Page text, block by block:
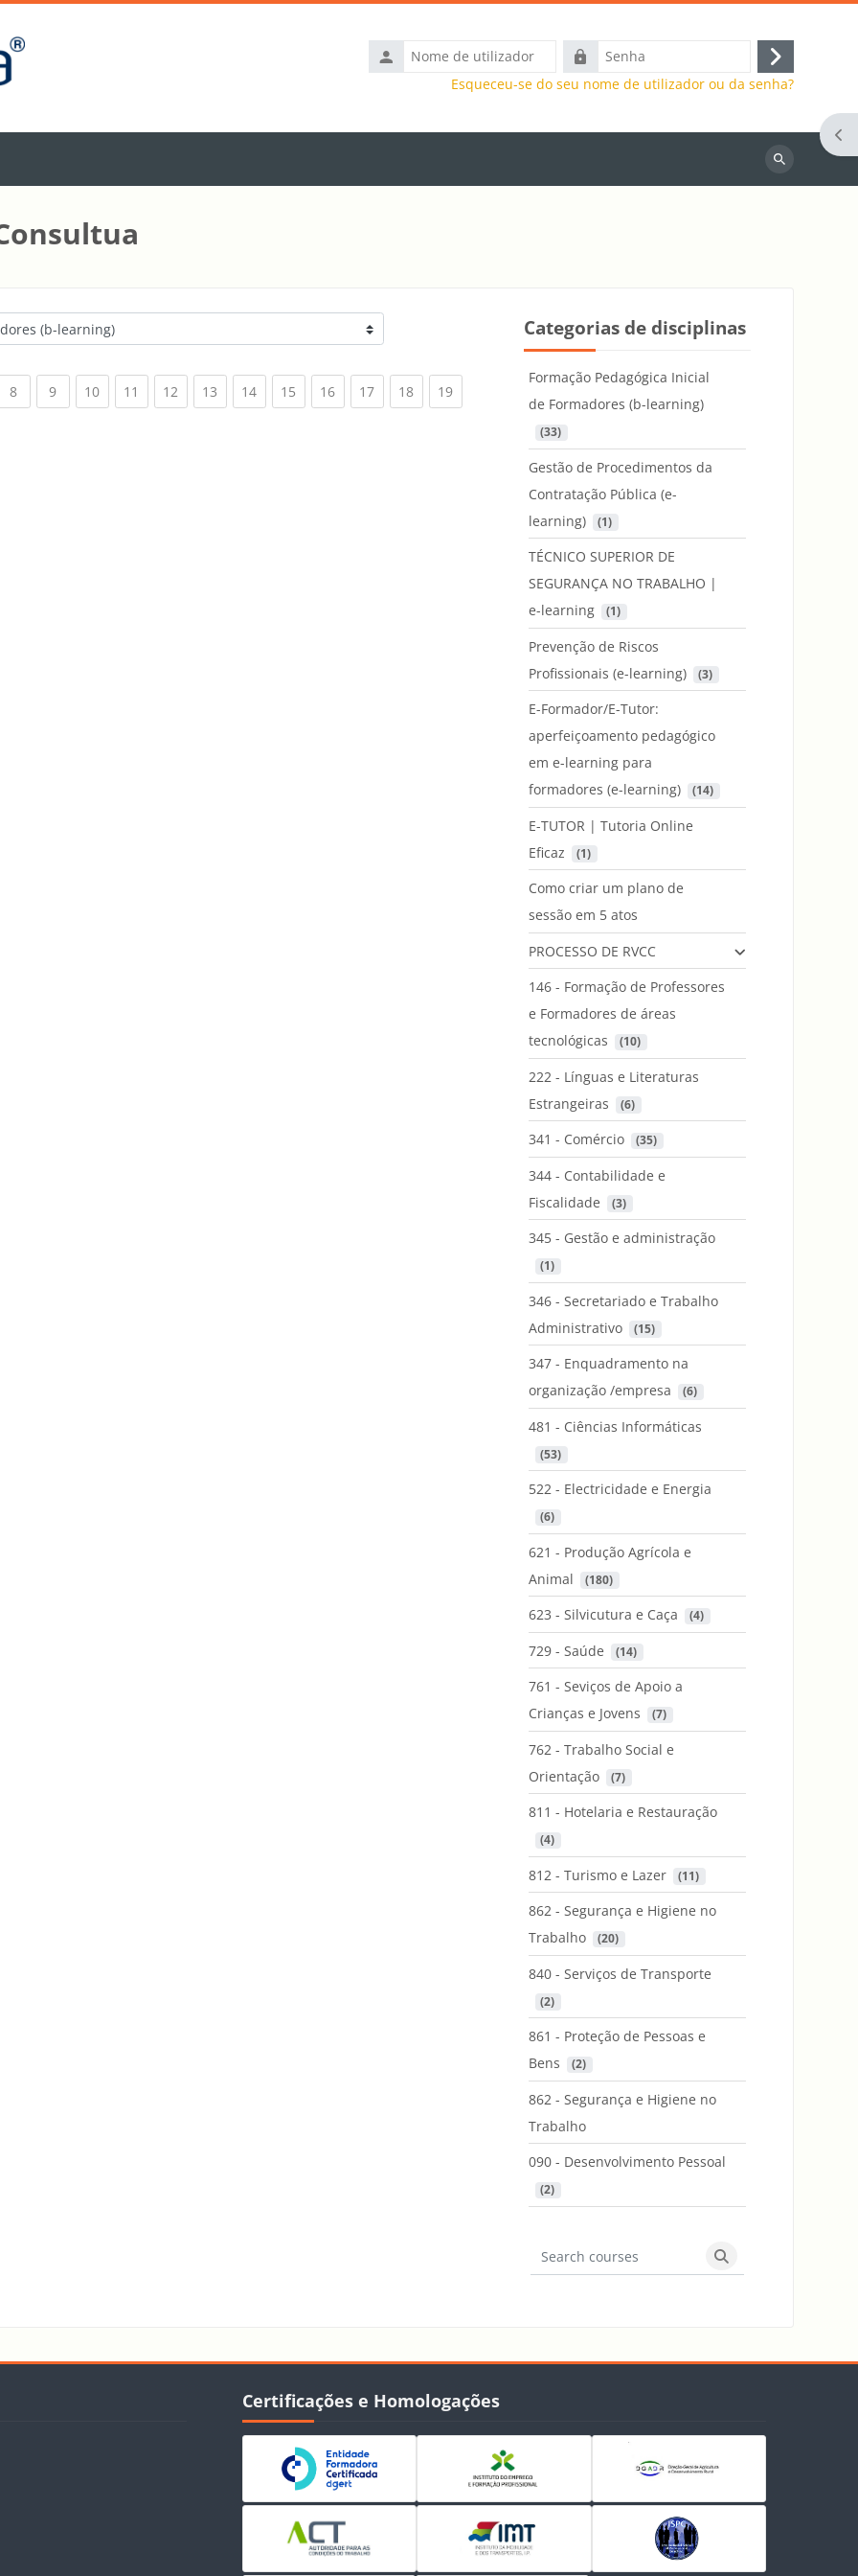
Nome
de
Senha
Entrar
Esqueceu-se do seu nome de utilizador ou da senha?
Pesquisar
8(current)
9(current)
10(current)
11 (current)
12 (current)
13 (current)
14(current)
15 (current)
16(current)
17(current)
18(current)
19(current)
Categorias de disciplinas
Formação Pedagógica Inicial
de Formadores (b-learning)
(33)
Gestão de Procedimentos da
Contratação Pública (e-
learning)
(1)
TÉCNICO SUPERIOR DE
SEGURANÇA NO TRABALHO |
e-learning
(1)
Prevenção de Riscos
Profissionais (e-learning)
(3)
E-Formador/E-Tutor:
aperfeiçoamento pedagógico
em e-learning para
formadores (e-learning)
(14)
E-TUTOR | Tutoria Online
Eficaz
(1)
Como criar um plano de
sessão em 5 atos
PROCESSO DE RVCC
146 - Formação de Professores
e Formadores de áreas
tecnológicas
(10)
222 - Línguas e Literaturas
Estrangeiras
(6)
341 - Comércio (35)
344 - Contabilidade e
Fiscalidade
(3)
345 - Gestão e administração
(1)
346 - Secretariado e Trabalho
Administrativo
(15)
347 - Enquadramento na
organização /empresa
(6)
481 - Ciências Informáticas
(53)
522 - Electricidade e Energia
(6)
621 - Produção Agrícola e
Animal
(180)
623 - Silvicutura e Caça (4)
729 - Saúde (14)
761 - Seviços de Apoio a
Crianças e Jovens
(7)
762 - Trabalho Social e
Orientação
(7)
811 - Hotelaria e Restauração
(4)
812 - Turismo e Lazer (11)
862 - Segurança e Higiene no
Trabalho
(20)
840 - Serviços de Transporte
(2)
861 - Proteção de Pessoas e
Bens
(2)
862 - Segurança e Higiene no
Trabalho
090 - Desenvolvimento Pessoal
(2)
Search courses
Search courses
Blocos
Certificações e Homologações